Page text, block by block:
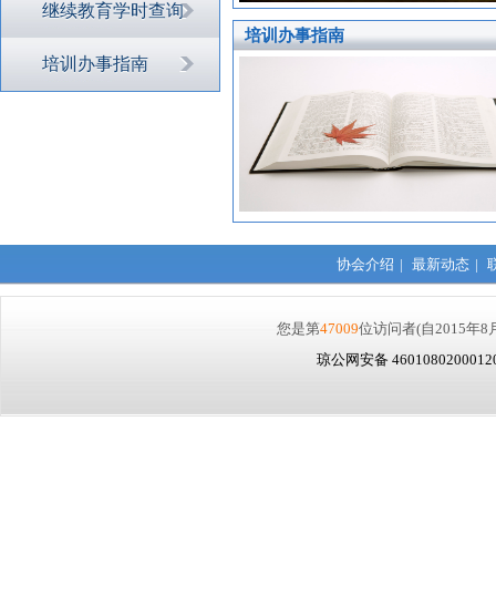
继续教育学时查询
培训办事指南
培训办事指南
协会介绍 | 最新动态 |
您是第47009位访问者(自2015年8
琼公网安备